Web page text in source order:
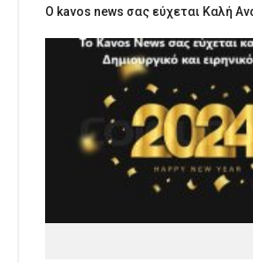
Ο kavos news σας εύχεται Καλή